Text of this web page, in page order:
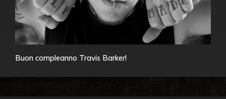
Buon compleanno Travis Barker!